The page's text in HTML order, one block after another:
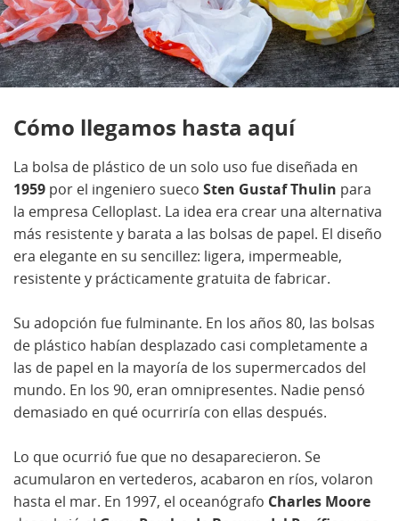
Cómo llegamos hasta aquí
La bolsa de plástico de un solo uso fue diseñada en
1959 por el ingeniero sueco Sten Gustaf Thulin para
la empresa Celloplast. La idea era crear una alternativa
más resistente y barata a las bolsas de papel. El diseño
era elegante en su sencillez: ligera, impermeable,
resistente y prácticamente gratuita de fabricar.
Su adopción fue fulminante. En los años 80, las bolsas
de plástico habían desplazado casi completamente a
las de papel en la mayoría de los supermercados del
mundo. En los 90, eran omnipresentes. Nadie pensó
demasiado en qué ocurriría con ellas después.
Lo que ocurrió fue que no desaparecieron. Se
acumularon en vertederos, acabaron en ríos, volaron
hasta el mar. En 1997, el oceanógrafo Charles Moore